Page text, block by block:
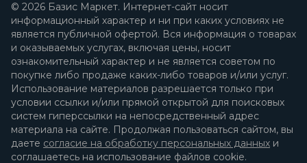
© 2026 Базис Маркет. Интернет-сайт носит
информационный характер и ни при каких условиях не
является публичной офертой. Вся информация о товарах
и оказываемых услугах, включая цены, носит
ознакомительный характер и не является советом по
покупке либо продаже каких-либо товаров и/или услуг.
Использование материалов разрешается только при
условии ссылки и/или прямой открытой для поисковых
систем гиперссылки на непосредственный адрес
материала на сайте. Продолжая пользоваться сайтом, вы
даете согласие на обработку персональных данных и
соглашаетесь на использование файлов cookie.